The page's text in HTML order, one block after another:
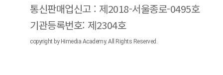
통신판매업신고 : 제2018-서울종로-0495호
기관등록번호: 제2304호
copyright by Himedia Academy. All Rights Reserved.